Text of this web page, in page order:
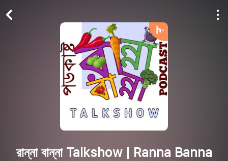
রান্না বান্না Talkshow | Ranna Banna